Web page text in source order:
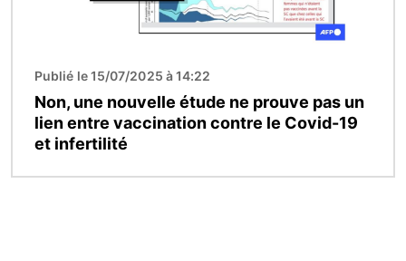
Publié le 15/07/2025 à 14:22
Non, une nouvelle étude ne prouve pas un
lien entre vaccination contre le Covid-19
et infertilité